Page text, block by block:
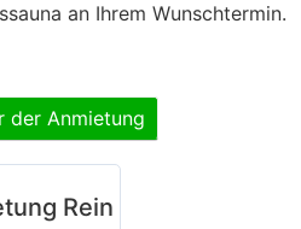
an Ihrem Wunschtermin.
der Anmietung
Rein